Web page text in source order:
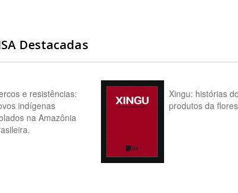
Destacadas
e resistências:
indígenas
na Amazônia
Xingu: histórias
produtos da